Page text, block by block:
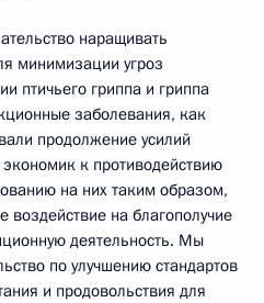
наращивать
минимизации угроз
птичьего гриппа и гриппа
заболевания, как
продолжение усилий
к противодействию
на них таким образом,
воздействие на благополучие
деятельность. Мы
по улучшению стандартов
и продовольствия для